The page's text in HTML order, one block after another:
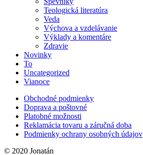
Teologická literatúra
Veda
Výchova a vzdelávanie
Výklady a komentáre
Zdravie
Novinky
To
Uncategorized
Vianoce
Obchodné podmienky
Doprava a poštovné
Platobné možnosti
Reklamácia tovaru a záručná doba
Podmienky ochrany osobných údajov
© 2020 Jonatán